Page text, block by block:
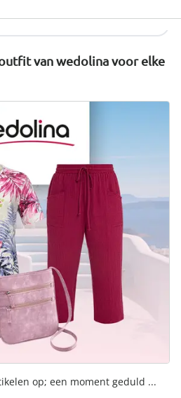
ontdekken
van wedolina voor elke
op; een moment geduld ...